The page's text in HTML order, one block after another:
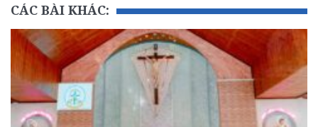
CÁC BÀI KHÁC: